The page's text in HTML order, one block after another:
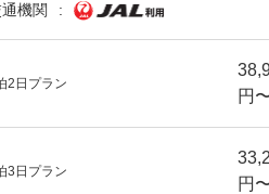
機関
2日プラン
円
3日プラン
円